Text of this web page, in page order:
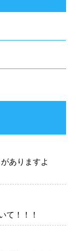
ありますよ
て！！！